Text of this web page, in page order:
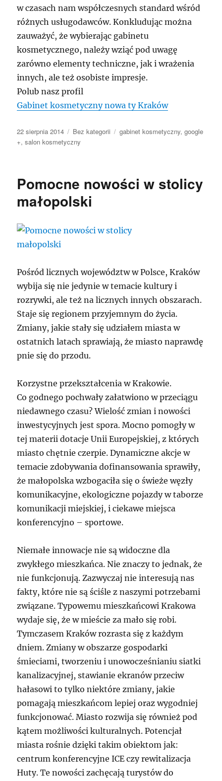
w czasach nam współczesnych standard wśród
różnych usługodawców. Konkludując można
zauważyć, że wybierając gabinetu
kosmetycznego, należy wziąć pod uwagę
zarówno elementy techniczne, jak i wrażenia
innych, ale też osobiste impresje.
Polub nasz profil
Gabinet kosmetyczny nowa ty Kraków
Data
publikacji
22 sierpnia 2014 Kategorie
Bez kategorii Tagi
gabinet kosmetyczny,google
+,salon kosmetyczny
Pomocne nowości w stolicy
małopolski
Pośród licznych województw w Polsce, Kraków
wybija się nie jedynie w temacie kultury i
rozrywki, ale też na licznych innych obszarach.
Staje się regionem przyjemnym do życia.
Zmiany, jakie stały się udziałem miasta w
ostatnich latach sprawiają, że miasto naprawdę
pnie się do przodu.
Korzystne przekształcenia w Krakowie.
Co godnego pochwały załatwiono w przeciągu
niedawnego czasu? Wielość zmian i nowości
inwestycyjnych jest spora. Mocno pomogły w
tej materii dotacje Unii Europejskiej, z których
miasto chętnie czerpie. Dynamiczne akcje w
temacie zdobywania dofinansowania sprawiły,
że małopolska wzbogaciła się o świeże węzły
komunikacyjne, ekologiczne pojazdy w taborze
komunikacji miejskiej, i ciekawe miejsca
konferencyjno – sportowe.
Niemałe innowacje nie są widoczne dla
zwykłego mieszkańca. Nie znaczy to jednak, że
nie funkcjonują. Zazwyczaj nie interesują nas
fakty, które nie są ściśle z naszymi potrzebami
związane. Typowemu mieszkańcowi Krakowa
wydaje się, że w mieście za mało się robi.
Tymczasem Kraków rozrasta się z każdym
dniem. Zmiany w obszarze gospodarki
śmieciami, tworzeniu i unowocześnianiu siatki
kanalizacyjnej, stawianie ekranów przeciw
hałasowi to tylko niektóre zmiany, jakie
pomagają mieszkańcom lepiej oraz wygodniej
funkcjonować. Miasto rozwija się również pod
kątem możliwości kulturalnych. Potencjał
miasta rośnie dzięki takim obiektom jak:
centrum konferencyjne ICE czy rewitalizacja
Huty. Te nowości zachęcają turystów do